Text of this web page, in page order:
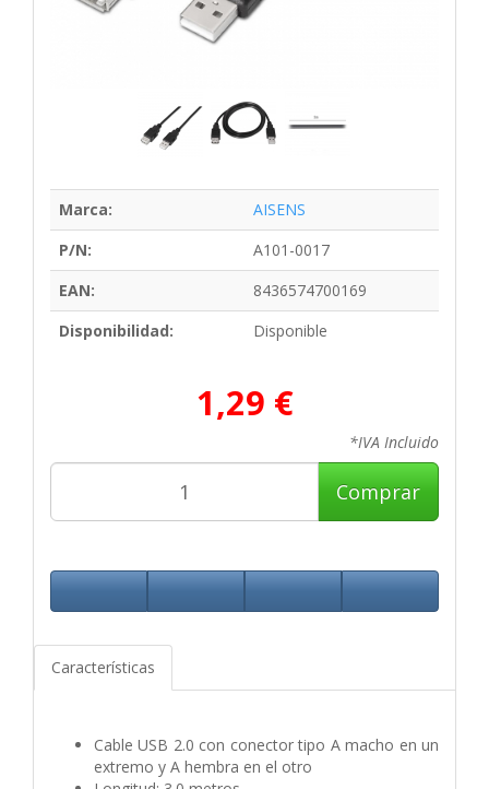
Marca:
AISENS
P/N:
A101-0017
EAN:
8436574700169
Disponibilidad:
Disponible
1,29 €
*IVA Incluido
Comprar
Características
Cable USB 2.0 con conector tipo A macho en un
extremo y A hembra en el otro